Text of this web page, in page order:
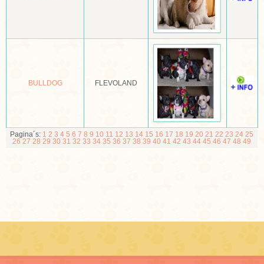
MUDI
NOORSE BUHUND
NORBOTTENSPETS (POHJANPYSTYKORVA)
BULLDOG FLEVOLAND
Pagina´s: 1 2 3 4 5 6 7 8 9 10 11 12 13 14 15 16 17 18 19 20 21 22 23 24 25
26 27 28 29 30 31 32 33 34 35 36 37 38 39 40 41 42 43 44 45 46 47 48 49